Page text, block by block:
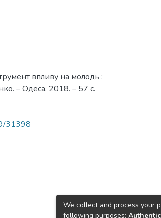
впливу на молодь :
– Одеса, 2018. – 57 с.
31398
We collect and process your
following purposes: